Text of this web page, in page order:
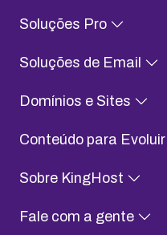
Soluções Pro
Soluções de Email
Domínios e Sites
Conteúdo para Evoluir
Sobre KingHost
Fale com a gente